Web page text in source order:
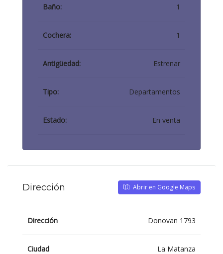
Baño: 1
Cochera: 1
Antigüedad: Estrenar
Tipo: Departamentos
Estado: En venta
Dirección Abrir en Google Maps
Dirección Donovan 1793
Ciudad La Matanza